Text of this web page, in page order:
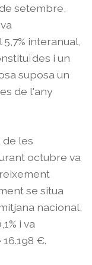
setembre,
interanual,
i un
suposa un
de l'any
de les
octubre va
se situa
nacional,
i va
€.